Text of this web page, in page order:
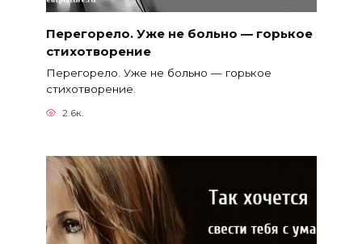
Перегорело. Уже не больно — горькое
стихотворение
Перегорело. Уже не больно — горькое
стихотворение.
2.6к.